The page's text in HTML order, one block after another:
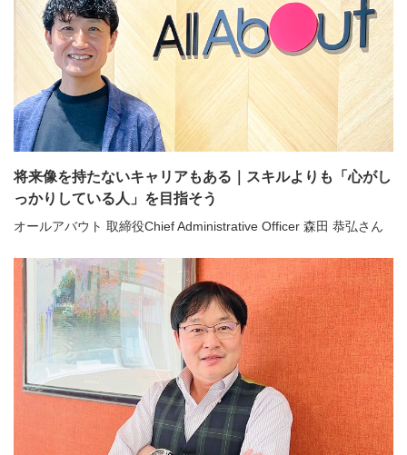
将来像を持たないキャリアもある｜スキルよりも「心がし
っかりしている人」を目指そう
オールアバウト 取締役Chief Administrative Officer 森田 恭弘さん